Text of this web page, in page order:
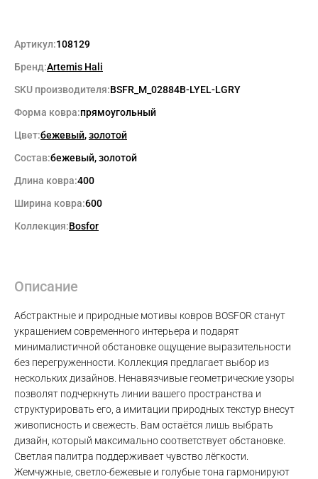
Артикул:108129
Бренд:Artemis Hali
SKU производителя:BSFR_M_02884B-LYEL-LGRY
Форма ковра:прямоугольный
Цвет:бежевый,золотой
Состав:бежевый, золотой
Длина ковра:400
Ширина ковра:600
Коллекция:Bosfor
Описание
Абстрактные и природные мотивы ковров BOSFOR станут
украшением современного интерьера и подарят
минималистичной обстановке ощущение выразительности
без перегруженности. Коллекция предлагает выбор из
нескольких дизайнов. Ненавязчивые геометрические узоры
позволят подчеркнуть линии вашего пространства и
структурировать его, а имитации природных текстур внесут
живописность и свежесть. Вам остаётся лишь выбрать
дизайн, который максимально соответствует обстановке.
Светлая палитра поддерживает чувство лёгкости.
Жемчужные, светло-бежевые и голубые тона гармонируют